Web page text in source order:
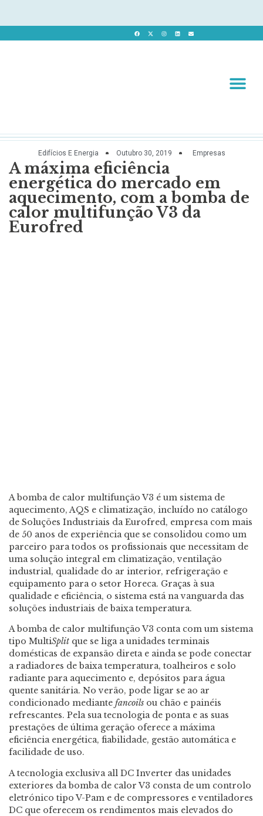
Edifícios E Energia Outubro 30, 2019 Empresas
A máxima eficiência
energética do mercado em
aquecimento, com a bomba de
calor multifunção V3 da
Eurofred
A bomba de calor multifunção V3 é um sistema de
aquecimento, AQS e climatização, incluído no catálogo
de Soluções Industriais da Eurofred, empresa com mais
de 50 anos de experiência que se consolidou como um
parceiro para todos os profissionais que necessitam de
uma solução integral em climatização, ventilação
industrial, qualidade do ar interior, refrigeração e
equipamento para o setor Horeca. Graças à sua
qualidade e eficiência, o sistema está na vanguarda das
soluções industriais de baixa temperatura.
A bomba de calor multifunção V3 conta com um sistema
tipo MultiSplit que se liga a unidades terminais
domésticas de expansão direta e ainda se pode conectar
a radiadores de baixa temperatura, toalheiros e solo
radiante para aquecimento e, depósitos para água
quente sanitária. No verão, pode ligar se ao ar
condicionado mediante fancoils ou chão e painéis
refrescantes. Pela sua tecnologia de ponta e as suas
prestações de última geração oferece a máxima
eficiência energética, fiabilidade, gestão automática e
facilidade de uso.
A tecnologia exclusiva all DC Inverter das unidades
exteriores da bomba de calor V3 consta de um controlo
eletrónico tipo V-Pam e de compressores e ventiladores
DC que oferecem os rendimentos mais elevados do